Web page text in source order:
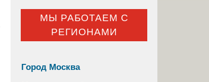
МЫ РАБОТАЕМ С
РЕГИОНАМИ
Город Москва